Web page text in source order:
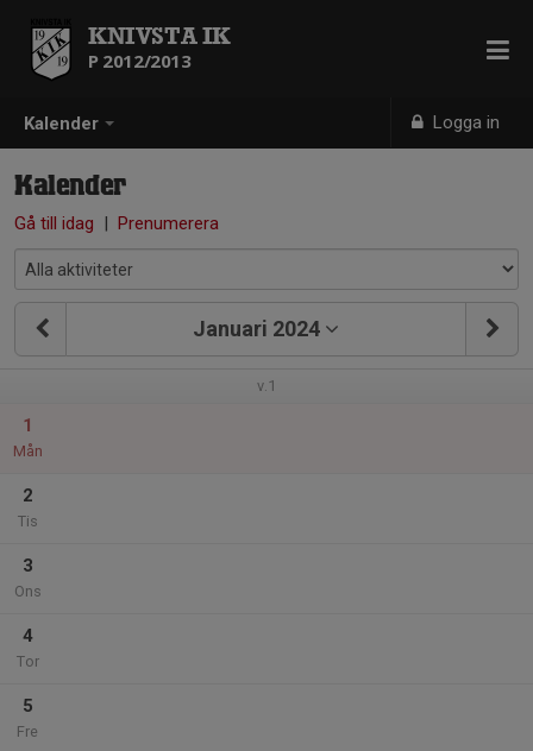
Kalender Logga in
KNIVSTA IK
P 2012/2013
Kalender
Gå till idag | Prenumerera
Januari 2024
v.1
1
Mån
2
Tis
3
Ons
4
Tor
5
Fre